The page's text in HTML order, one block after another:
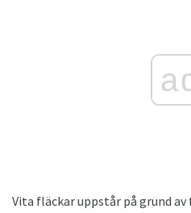
Vita fläckar uppstår på grund